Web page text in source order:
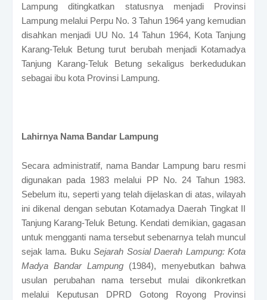
Lampung ditingkatkan statusnya menjadi Provinsi
Lampung melalui Perpu No. 3 Tahun 1964 yang kemudian
disahkan menjadi UU No. 14 Tahun 1964, Kota Tanjung
Karang-Teluk Betung turut berubah menjadi Kotamadya
Tanjung Karang-Teluk Betung sekaligus berkedudukan
sebagai ibu kota Provinsi Lampung.
Lahirnya Nama Bandar Lampung
Secara administratif, nama Bandar Lampung baru resmi
digunakan pada 1983 melalui PP No. 24 Tahun 1983.
Sebelum itu, seperti yang telah dijelaskan di atas, wilayah
ini dikenal dengan sebutan Kotamadya Daerah Tingkat II
Tanjung Karang-Teluk Betung. Kendati demikian, gagasan
untuk mengganti nama tersebut sebenarnya telah muncul
sejak lama. BukuSejarah Sosial Daerah Lampung: Kota
Madya Bandar Lampung (1984), menyebutkan bahwa
usulan perubahan nama tersebut mulai dikonkretkan
melalui Keputusan DPRD Gotong Royong Provinsi